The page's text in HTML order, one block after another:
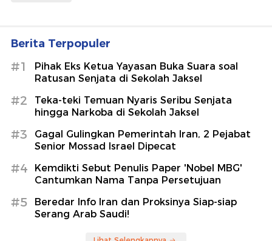
Berita Terpopuler
#1
Pihak Eks Ketua Yayasan Buka Suara soal
Ratusan Senjata di Sekolah Jaksel
#2
Teka-teki Temuan Nyaris Seribu Senjata
hingga Narkoba di Sekolah Jaksel
#3
Gagal Gulingkan Pemerintah Iran, 2 Pejabat
Senior Mossad Israel Dipecat
#4
Kemdikti Sebut Penulis Paper 'Nobel MBG'
Cantumkan Nama Tanpa Persetujuan
#5
Beredar Info Iran dan Proksinya Siap-siap
Serang Arab Saudi!